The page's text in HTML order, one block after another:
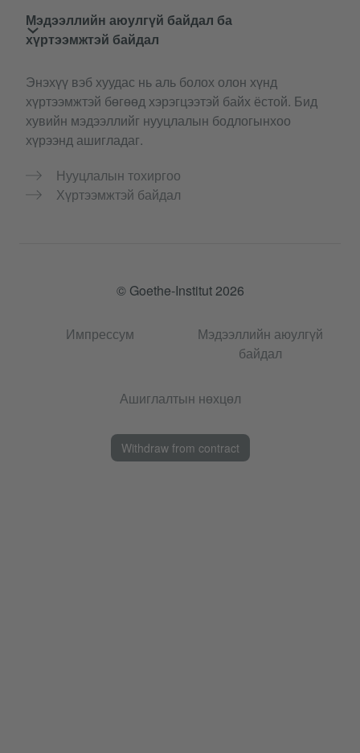
Мэдээллийн аюулгүй байдал ба
хүртээмжтэй байдал
Энэхүү вэб хуудас нь аль болох олон хүнд
хүртээмжтэй бөгөөд хэрэгцээтэй байх ёстой. Бид
хувийн мэдээллийг нууцлалын бодлогынхоо
хүрээнд ашигладаг.
Нууцлалын тохиргоо
Хүртээмжтэй байдал
© Goethe-Institut 2026
Импрессум
Мэдээллийн аюулгүй
байдал
Ашиглалтын нөхцөл
Withdraw from contract